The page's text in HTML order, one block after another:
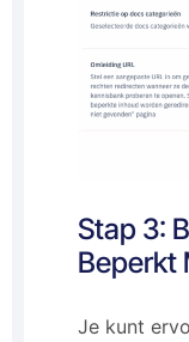
Stap 3:
Beperkt
Je kunt